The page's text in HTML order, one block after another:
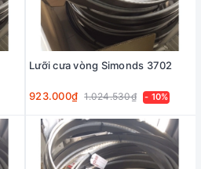
Lưỡi cưa vòng Simonds 3702
923.000₫ 1.024.530₫ - 10%